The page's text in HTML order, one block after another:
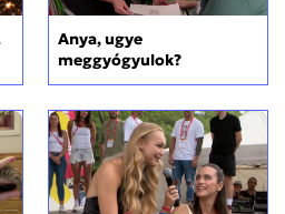
Anya, ugye
meggyógyulok?